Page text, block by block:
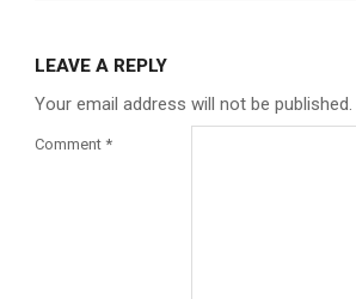
LEAVE A REPLY
Your email address will not be published.
Comment *